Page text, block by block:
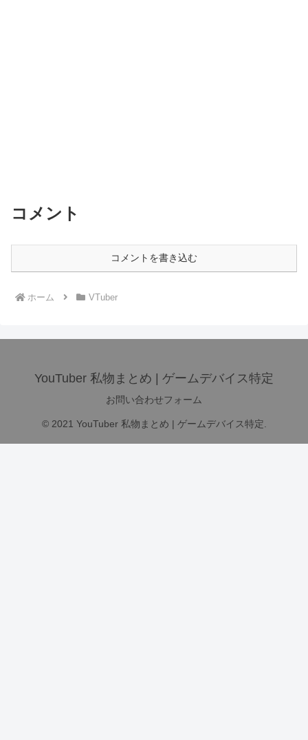
コメント
コメントを書き込む
ホーム VTuber
YouTuber 私物まとめ | ゲームデバイス特定
お問い合わせフォーム
© 2021 YouTuber 私物まとめ | ゲームデバイス特定.